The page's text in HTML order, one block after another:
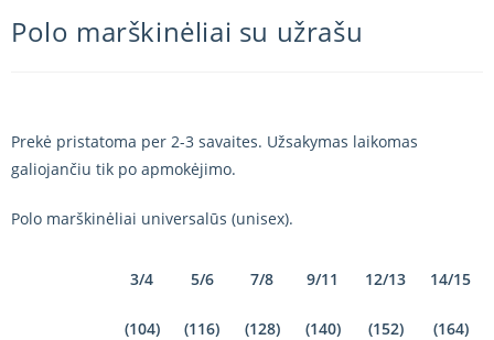
Polo marškinėliai su užrašu
Prekė pristatoma per 2-3 savaites. Užsakymas laikomas
galiojančiu tik po apmokėjimo.
Polo marškinėliai universalūs (unisex).
3/4
(104)
5/6
(116)
7/8
(128)
9/11
(140)
12/13
(152)
14/15
(164)